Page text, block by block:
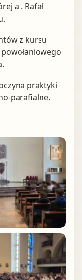
al. Rafał
z kursu
praktyki
parafialne.